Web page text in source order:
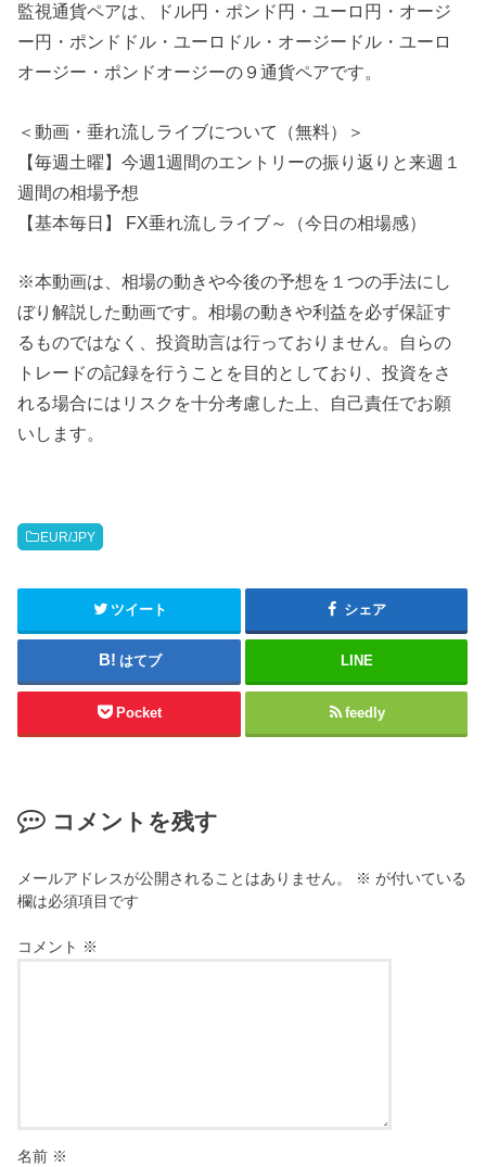
監視通貨ペアは、ドル円・ポンド円・ユーロ円・オージ
ー円・ポンドドル・ユーロドル・オージードル・ユーロ
オージー・ポンドオージーの９通貨ペアです。
＜動画・垂れ流しライブについて（無料）＞
【毎週土曜】今週1週間のエントリーの振り返りと来週１
週間の相場予想
【基本毎日】 FX垂れ流しライブ～（今日の相場感）
※本動画は、相場の動きや今後の予想を１つの手法にし
ぼり解説した動画です。相場の動きや利益を必ず保証す
るものではなく、投資助言は行っておりません。自らの
トレードの記録を行うことを目的としており、投資をさ
れる場合にはリスクを十分考慮した上、自己責任でお願
いします。
EUR/JPY
ツイート シェア
はてブ LINE
Pocket feedly
コメントを残す
メールアドレスが公開されることはありません。 ※ が付いている
欄は必須項目です
コメント ※
名前 ※